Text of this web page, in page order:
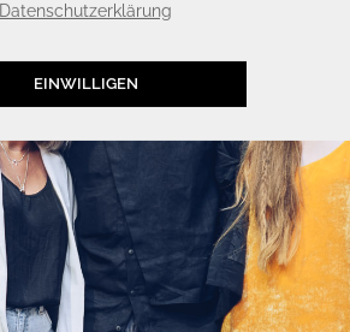
Datenschutzerklärung
EINWILLIGEN